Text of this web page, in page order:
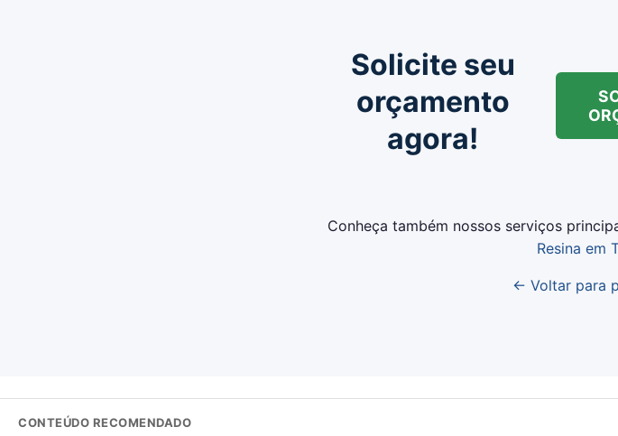
Solicite seu
orçamento
agora!
Conheça também nossos serviços
Resina em
← Voltar para
CONTEÚDO RECOMENDADO